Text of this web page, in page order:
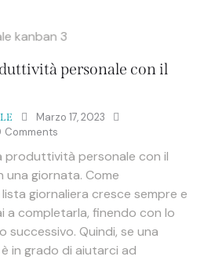
personale con il
Marzo 17, 2023
Comments
produttività personale con il
una giornata. Come
giornaliera cresce sempre e
a completarla, finendo con lo
successivo. Quindi, se una
in grado di aiutarci ad